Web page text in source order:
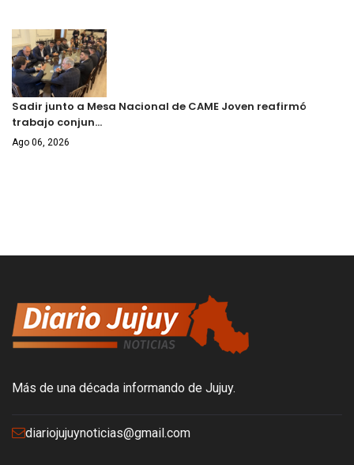
Sadir junto a Mesa Nacional de CAME Joven reafirmó
trabajo conjun…
Ago 06, 2026
Más de una década informando de Jujuy.
diariojujuynoticias@gmail.com